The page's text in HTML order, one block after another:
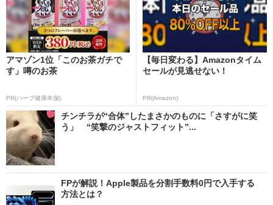
アマゾン1位「このお茶ガチで
す」噂のお茶
PR(ハーブ健康本舗)
【毎日変わる】Amazonタイム
セールが見逃せない！
PR(Amazon)
チンチラが“合体”したまさかのものに「さすがに笑
う」 “笑撃のジャストフィット”...
FPが解説！Apple製品を分割手数料0円で入手する
方法とは？